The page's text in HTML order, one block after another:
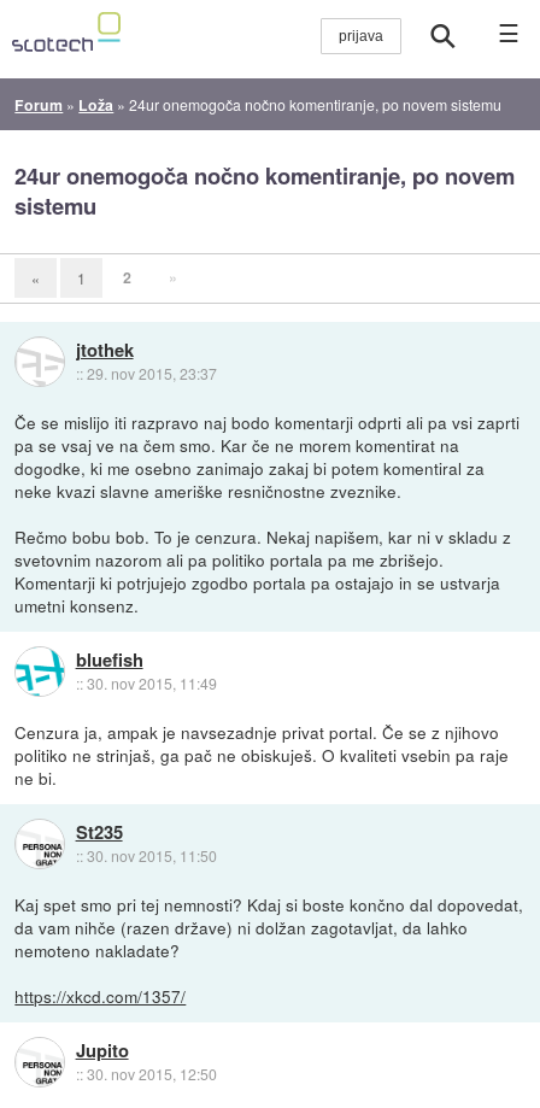
☰
Forum » Loža »24ur onemogoča nočno komentiranje, po novem sistemu
24ur onemogoča nočno komentiranje, po novem
sistemu
« 1 2 »
jtothek
::29. nov 2015, 23:37
Če se mislijo iti razpravo naj bodo komentarji odprti ali pa vsi zaprti
pa se vsaj ve na čem smo. Kar če ne morem komentirat na
dogodke, ki me osebno zanimajo zakaj bi potem komentiral za
neke kvazi slavne ameriške resničnostne zveznike.
Rečmo bobu bob. To je cenzura. Nekaj napišem, kar ni v skladu z
svetovnim nazorom ali pa politiko portala pa me zbrišejo.
Komentarji ki potrjujejo zgodbo portala pa ostajajo in se ustvarja
umetni konsenz.
bluefish
::30. nov 2015, 11:49
Cenzura ja, ampak je navsezadnje privat portal. Če se z njihovo
politiko ne strinjaš, ga pač ne obiskuješ. O kvaliteti vsebin pa raje
ne bi.
St235
::30. nov 2015, 11:50
Kaj spet smo pri tej nemnosti? Kdaj si boste končno dal dopovedat,
da vam nihče (razen države) ni dolžan zagotavljat, da lahko
nemoteno nakladate?
https://xkcd.com/1357/
Jupito
::30. nov 2015, 12:50